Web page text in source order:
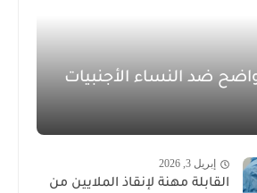
ضد النساء الأجنبيات
إبريل 3, 2026
القابلة مهنة لإنقاذ الملايين من